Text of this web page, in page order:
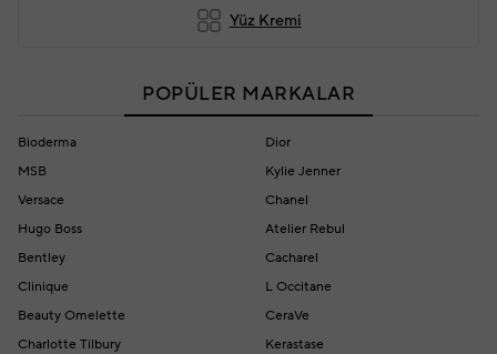
Yüz Kremi
POPÜLER MARKALAR
Bioderma
Dior
MSB
Kylie Jenner
Versace
Chanel
Hugo Boss
Atelier Rebul
Bentley
Cacharel
Clinique
L Occitane
Beauty Omelette
CeraVe
Charlotte Tilbury
Kerastase